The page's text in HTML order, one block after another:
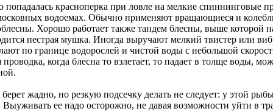
попадалась красноперка при ловле на мелкие спиннинговые
водоемах. Обычно применяют вращающиеся и
Хорошо работает также тандем блесны, выше которой
пестрая мушка. Иногда выручают мелкий твистер или
по границе водорослей и чистой воды с небольшой
когда блесна то взлетает, то падает в толще воды,
жадно, но резкую подсечку делать не следует: у этой
ее надо осторожно, не давая возможности уйти в